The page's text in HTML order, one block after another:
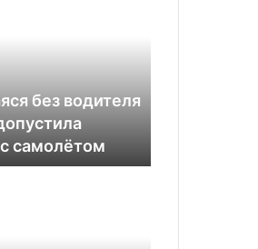
без водителя
самолётом